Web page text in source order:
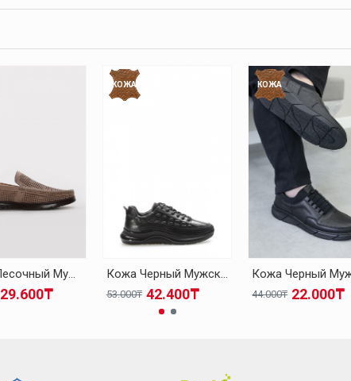
Кожа Песочный Мужская Повседневная Обувь 126MA001
29.600₸
КОЖА
Кожа Черный Мужская Повседневная Обувь 126MA1004
42.400₸
53.000₸
КОЖА
22.000₸
44.000₸